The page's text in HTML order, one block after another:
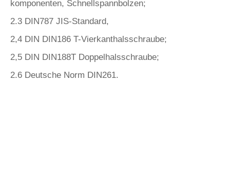
komponenten, Schnellspannbolzen;
2.3 DIN787 JIS-Standard,
2,4 DIN DIN186 T-Vierkanthalsschraube;
2,5 DIN DIN188T Doppelhalsschraube;
2.6 Deutsche Norm DIN261.